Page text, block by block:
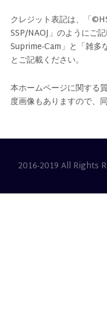
クレジット表記は、「
SSP/NAOJ」のようにご
Suprime-Cam」と「雑多
とご記載ください。
本ホームページに関する
度画像もありますので、
2016-2019 All Rights